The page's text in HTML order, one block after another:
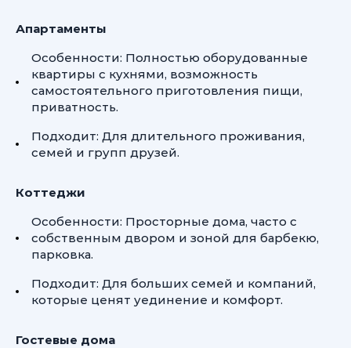
Апартаменты
Особенности: Полностью оборудованные
квартиры с кухнями, возможность
самостоятельного приготовления пищи,
приватность.
Подходит: Для длительного проживания,
семей и групп друзей.
Коттеджи
Особенности: Просторные дома, часто с
собственным двором и зоной для барбекю,
парковка.
Подходит: Для больших семей и компаний,
которые ценят уединение и комфорт.
Гостевые дома